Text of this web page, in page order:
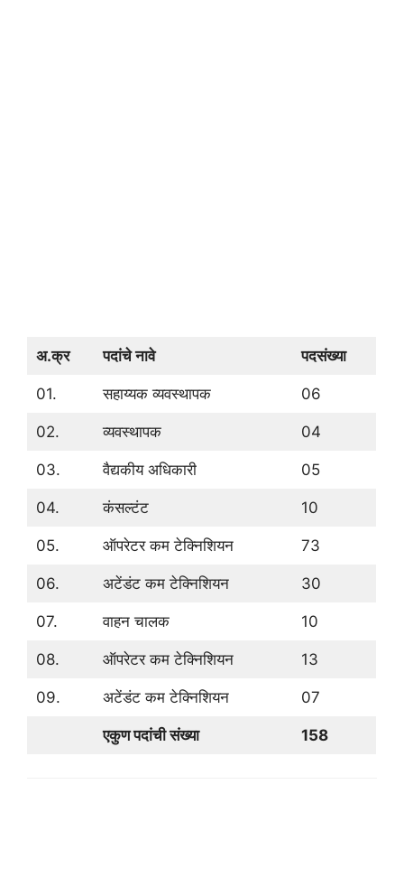
अ.क्र पदांचे नावे पदसंख्या
01. सहाय्यक व्यवस्थापक 06
02. व्यवस्थापक 04
03. वैद्यकीय अधिकारी 05
04. कंसल्टंट 10
05. ऑपरेटर कम टेक्निशियन 73
06. अटेंडंट कम टेक्निशियन 30
07. वाहन चालक 10
08. ऑपरेटर कम टेक्निशियन 13
09. अटेंडंट कम टेक्निशियन 07
एकुण पदांची संख्या 158